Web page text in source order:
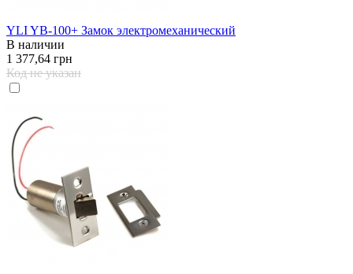
YLI YB-100+ Замок электромеханический
В наличии
1 377,64 грн
Код не указан